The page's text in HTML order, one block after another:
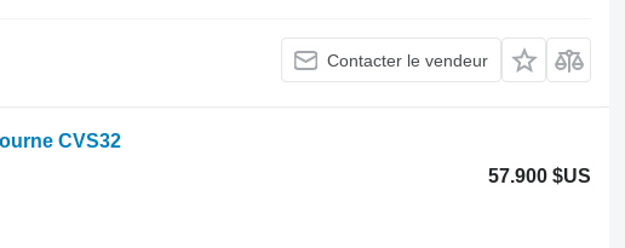
Contacter le vendeur
CVS32
57.900 $US